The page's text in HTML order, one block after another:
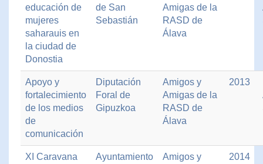
educación de
mujeres
saharauis en
la ciudad de
Donostia
de San
Sebastián
Amigas de la
RASD de
Álava
Apoyo y
fortalecimiento
de los medios
de
comunicación
Diputación
Foral de
Gipuzkoa
Amigos y
Amigas de la
RASD de
Álava
2013
XI Caravana
Ayuntamiento
Amigos y
2014